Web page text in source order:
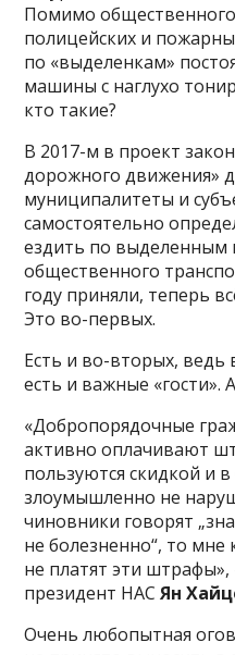
Помимо общественного
полицейских и
по «выделенкам»
машины с наглухо
кто такие?
В 2017-м в проект
дорожного движения»
муниципалитеты и
самостоятельно
ездить по выделенным
общественного
году приняли, теперь
Это во-первых.
Есть и во-вторых, ведь
есть и важные «гости».
«Добропорядочные
активно оплачивают
пользуются скидкой и
злоумышленно не
чиновники говорят
не болезненно“, то мне
не платят эти
президент НАСЯн
Очень любопытная